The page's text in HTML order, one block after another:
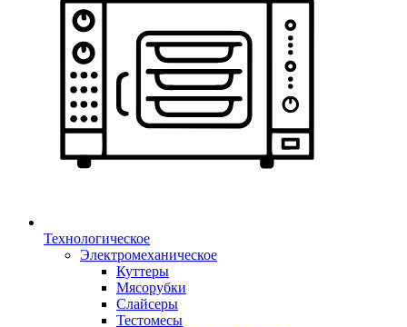
Технологическое
Электромеханическое
Куттеры
Мясорубки
Слайсеры
Тестомесы